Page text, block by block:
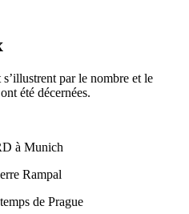
par le nombre et le
été décernées.
à Munich
Rampal
de Prague